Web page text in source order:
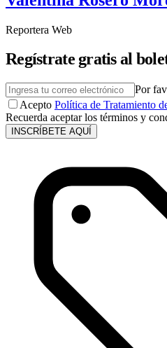
Reportera Web
Regístrate gratis al
Por
Acepto Política de Tratamiento
Recuerda aceptar los términos y
INSCRÍBETE AQUÍ